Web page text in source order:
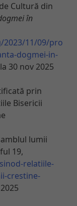
Cultură din
în
11/09/pro
dogmei-in-
30 nov 2025
prin
Bisericii
lumii
19,
relatiile-
crestine-